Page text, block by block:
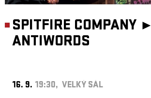
SPITFIRE COMPANY ►
ANTIWORDS
16. 9. 19:30, VELKÝ SÁL